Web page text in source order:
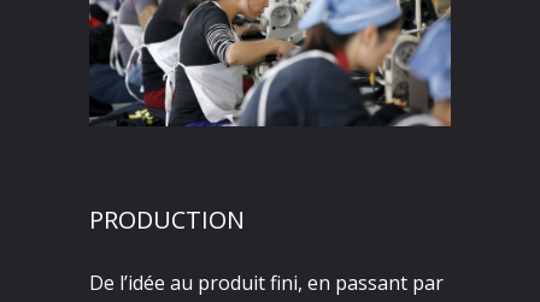
PRODUCTION
De l’idée au produit fini, en passant par